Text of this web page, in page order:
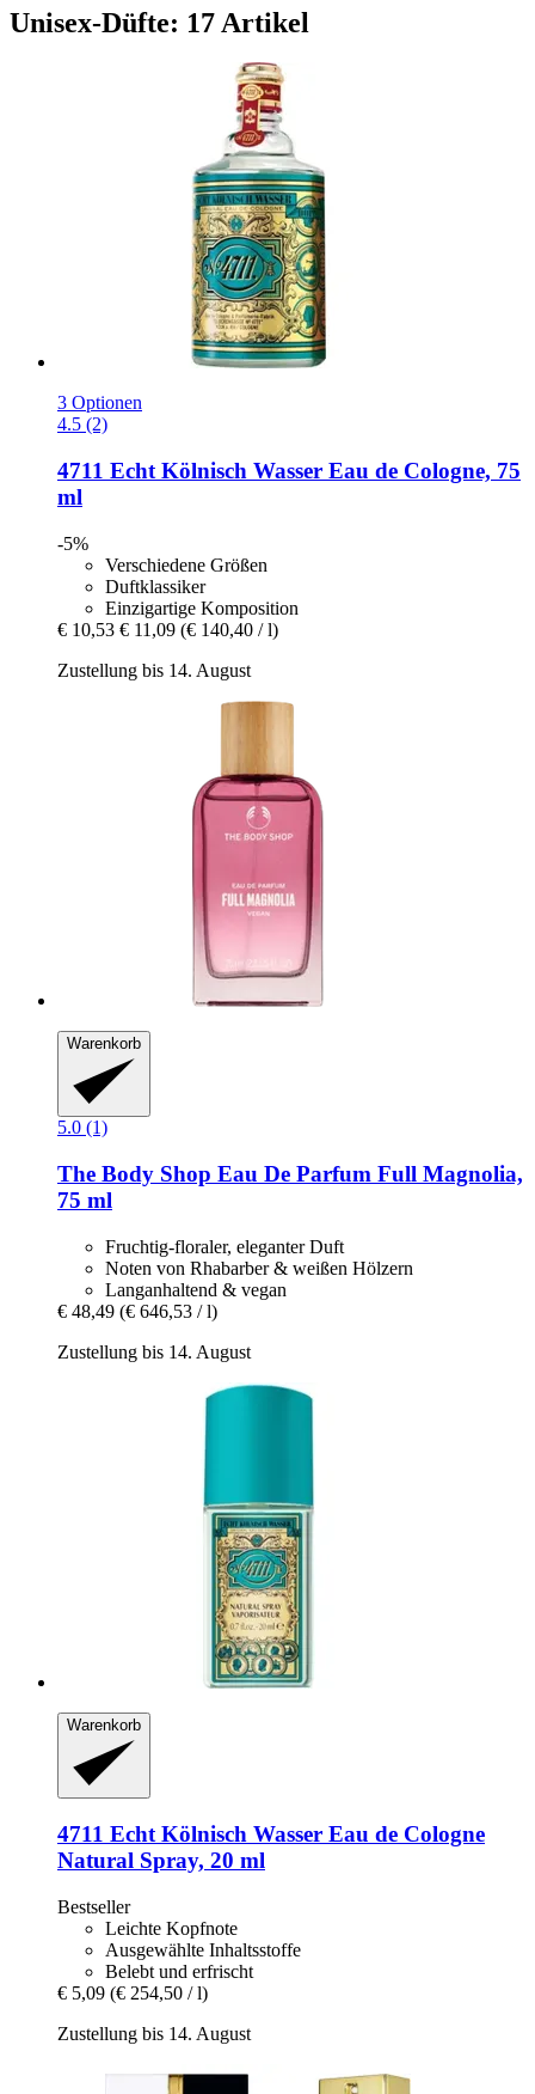
Unisex-Düfte: 17 Artikel
3 Optionen
4.5 (2)
4711 Echt Kölnisch Wasser Eau de Cologne, 75
ml
-5%
Verschiedene Größen
Duftklassiker
Einzigartige Komposition
€ 10,53 € 11,09 (€ 140,40 / l)
Zustellung bis 14. August
Warenkorb
5.0 (1)
The Body Shop Eau De Parfum Full Magnolia,
75 ml
Fruchtig-floraler, eleganter Duft
Noten von Rhabarber & weißen Hölzern
Langanhaltend & vegan
€ 48,49 (€ 646,53 / l)
Zustellung bis 14. August
Warenkorb
4711 Echt Kölnisch Wasser Eau de Cologne
Natural Spray, 20 ml
Bestseller
Leichte Kopfnote
Ausgewählte Inhaltsstoffe
Belebt und erfrischt
€ 5,09 (€ 254,50 / l)
Zustellung bis 14. August